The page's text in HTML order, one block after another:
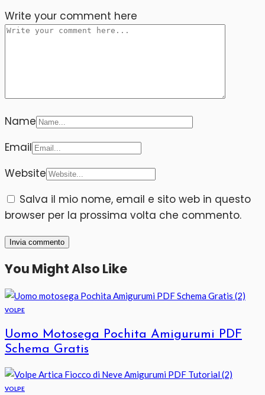
Write your comment here
Name
Email
Website
Salva il mio nome, email e sito web in questo
browser per la prossima volta che commento.
You Might Also Like
VOLPE
Uomo Motosega Pochita Amigurumi PDF
Schema Gratis
VOLPE